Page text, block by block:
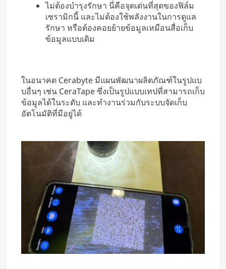
ไม่ต้องบำรุงรักษา นี่คือจุดเด่นที่สุดของฟิล์ม
เซรามิกนี้ และไม่ต้องใช้พลังงานในการดูแล
รักษา หรือต้องคอยย้ายข้อมูลเหมือนสื่อเก็บ
ข้อมูลแบบเดิม
ในอนาคต Cerabyte มีแผนพัฒนาผลิตภัณฑ์ในรูปแบ
บอื่นๆ เช่น CeraTape ซึ่งเป็นรูปแบบเทปที่สามารถเก็บ
ข้อมูลได้ในระดับ และทำงานร่วมกับระบบจัดเก็บ
อัตโนมัติที่มีอยู่ได้